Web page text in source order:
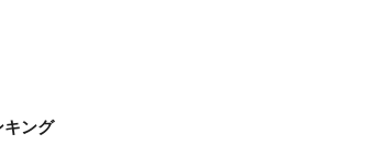
キング